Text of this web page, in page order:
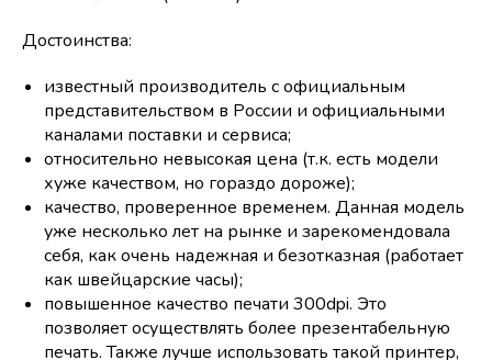
Достоинства:
известный производитель с официальным
представительством в России и официальными
каналами поставки и сервиса;
относительно невысокая цена (т.к. есть модели
хуже качеством, но гораздо дороже);
качество, проверенное временем. Данная модель
уже несколько лет на рынке и зарекомендовала
себя, как очень надежная и безотказная (работает
как швейцарские часы);
повышенное качество печати 300dpi. Это
позволяет осуществлять более презентабельную
печать. Также лучше использовать такой принтер,